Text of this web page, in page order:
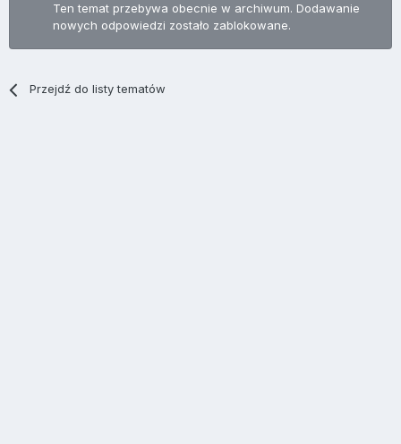
Ten temat przebywa obecnie w archiwum. Dodawanie
nowych odpowiedzi zostało zablokowane.
Przejdź do listy tematów